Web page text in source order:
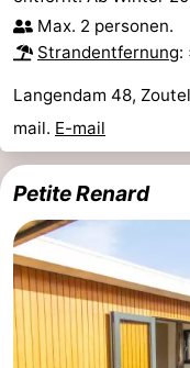
Max. 2 personen.
Strandentfernung:
Langendam 48,
mail. E-mail
Petite Renard